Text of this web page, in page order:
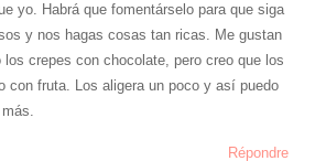
yo. Habrá que fomentárselo para que siga
y nos hagas cosas tan ricas. Me gustan
los crepes con chocolate, pero creo que los
con fruta. Los aligera un poco y así puedo
Répondre